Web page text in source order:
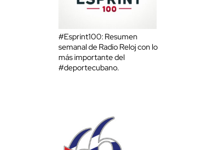
#Esprint100: Resumen
semanal de Radio Reloj con lo
más importante del
#deportecubano.